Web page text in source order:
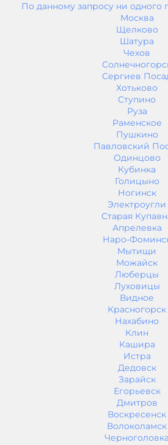
По данному запросу ни одного
Москва
Щелково
Шатура
Чехов
Сергиев
Хотьково
Ступино
Руза
Раменское
Пушкино
Павловский
Одинцово
Кубинка
Голицыно
Ногинск
Электроугли
Старая
Апрелевка
Наро-
Мытищи
Можайск
Люберцы
Луховицы
Видное
Красногорск
Нахабино
Клин
Кашира
Истра
Дедовск
Зарайск
Егорьевск
Дмитров
Воскресенск
Волоколамск
Черноголовка